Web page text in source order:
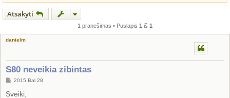
Atsakyti
1 pranešimas • Puslapis 1 iš 1
danielm
S80 neveikia zibintas
S
a
2015 Bal 28
Sveiki,